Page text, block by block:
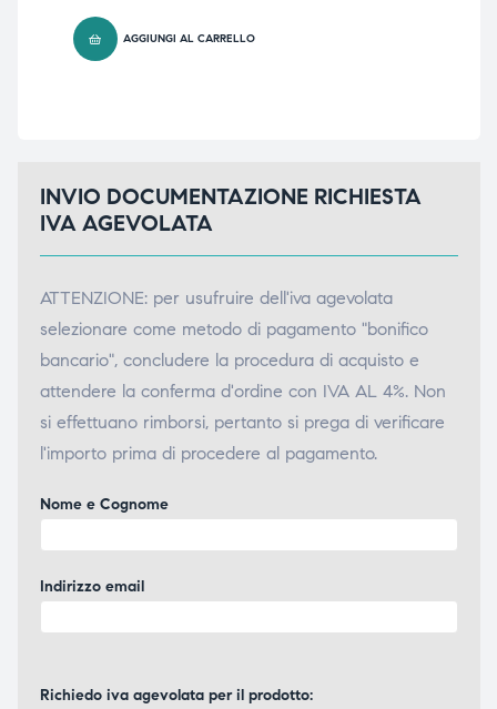
AGGIUNGI AL CARRELLO
INVIO DOCUMENTAZIONE RICHIESTA
IVA AGEVOLATA
ATTENZIONE: per usufruire dell'iva agevolata
selezionare come metodo di pagamento "bonifico
bancario", concludere la procedura di acquisto e
attendere la conferma d'ordine con IVA AL 4%. Non
si effettuano rimborsi, pertanto si prega di verificare
l'importo prima di procedere al pagamento.
Nome e Cognome
Indirizzo email
Richiedo iva agevolata per il prodotto: